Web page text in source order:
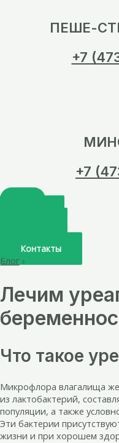
ПЕШЕ-
+7
+7
Контакты
Блог ›
Лечим
Что такое
Микрофлора влагалища
из лактобактерий,
популяции, а также
Эти бактерии
жизни и при хорошем